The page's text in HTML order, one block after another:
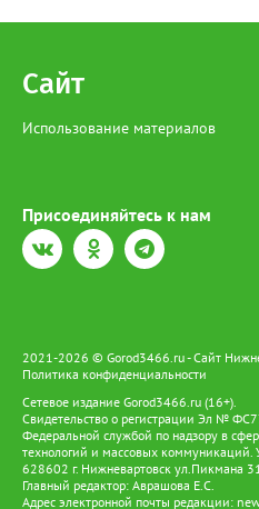
Сайт
Использование материалов
Присоединяйтесь к нам
2021-2026 © Gorod3466.ru - Сайт
Политика конфиденциальности
Сетевое издание Gorod3466.ru (16+).
Свидетельство о регистрации Эл №
Федеральной службой по надзору в
технологий и массовых
628602 г. Нижневартовск ул.Пикмана
Главный редактор: Аврашова Е.С.
Адрес электронной почты редакции: